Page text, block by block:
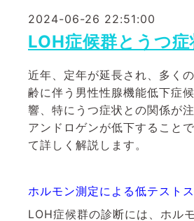
2024-06-26 22:51:00
LOH症候群とうつ
近年、定年が延長され、多く
齢に伴う男性性腺機能低下
響、特にうつ症状との関係が
アンドロゲンが低下すること
て詳しく解説します。
ホルモン測定による低テスト
LOH症候群の診断には、ホル